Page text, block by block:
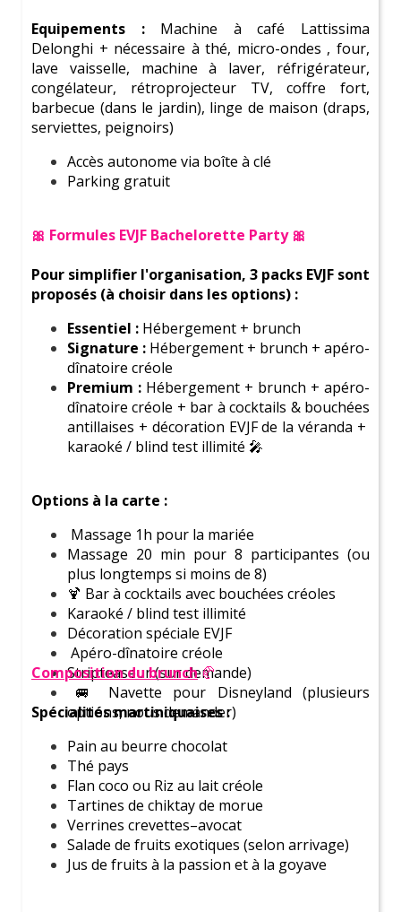
Paris
et Ile de France
Coordinatrice
personnelle
Prix
canons
Activités
incontournables
Equipements : Machine à café Lattissima
Delonghi + nécessaire à thé, micro-ondes , four,
lave vaisselle, machine à laver, réfrigérateur,
congélateur, rétroprojecteur TV, coffre fort,
barbecue (dans le jardin), linge de maison (draps,
serviettes, peignoirs)
Accès autonome via boîte à clé
Parking gratuit
🎀 Formules EVJF Bachelorette Party 🎀
Pour simplifier l'organisation, 3 packs EVJF sont
proposés (à choisir dans les options) :
Essentiel : Hébergement + brunch
Signature : Hébergement + brunch + apéro-
dînatoire créole
Premium : Hébergement + brunch + apéro-
dînatoire créole + bar à cocktails & bouchées
antillaises + décoration EVJF de la véranda +
karaoké / blind test illimité 🎤
Options à la carte :
Massage 1h pour la mariée
Massage 20 min pour 8 participantes (ou
plus longtemps si moins de 8)
🍹 Bar à cocktails avec bouchées créoles
Karaoké / blind test illimité
Décoration spéciale EVJF
Apéro-dînatoire créole
Stripteaseur (sur demande)
🚐 Navette pour Disneyland (plusieurs
options, nous demander)
Compositiondu brunch🥐
Spécialités martiniquaises :
Pain au beurre chocolat
Thé pays
Flan coco ou Riz au lait créole
Tartines de chiktay de morue
Verrines crevettes–avocat
Salade de fruits exotiques (selon arrivage)
Jus de fruits à la passion et à la goyave